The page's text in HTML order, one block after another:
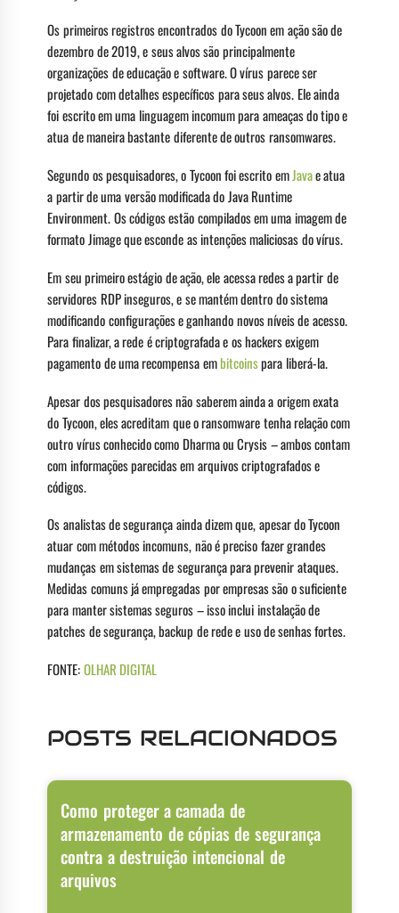
Os primeiros registros encontrados do Tycoon em ação são de
dezembro de 2019, e seus alvos são principalmente
organizações de educação e software. O vírus parece ser
projetado com detalhes específicos para seus alvos. Ele ainda
foi escrito em uma linguagem incomum para ameaças do tipo e
atua de maneira bastante diferente de outros ransomwares.
Segundo os pesquisadores, o Tycoon foi escrito emJavae atua
a partir de uma versão modificada do Java Runtime
Environment. Os códigos estão compilados em uma imagem de
formato Jimage que esconde as intenções maliciosas do vírus.
Em seu primeiro estágio de ação, ele acessa redes a partir de
servidores RDP inseguros, e se mantém dentro do sistema
modificando configurações e ganhando novos níveis de acesso.
Para finalizar, a rede é criptografada e os hackers exigem
pagamento de uma recompensa embitcoinspara liberá-la.
Apesar dos pesquisadores não saberem ainda a origem exata
do Tycoon, eles acreditam que o ransomware tenha relação com
outro vírus conhecido como Dharma ou Crysis – ambos contam
com informações parecidas em arquivos criptografados e
códigos.
Os analistas de segurança ainda dizem que, apesar do Tycoon
atuar com métodos incomuns, não é preciso fazer grandes
mudanças em sistemas de segurança para prevenir ataques.
Medidas comuns já empregadas por empresas são o suficiente
para manter sistemas seguros – isso inclui instalação de
patches de segurança, backup de rede e uso de senhas fortes.
FONTE:OLHAR DIGITAL
POSTS RELACIONADOS
Como proteger a camada de
armazenamento de cópias de segurança
contra a destruição intencional de
arquivos